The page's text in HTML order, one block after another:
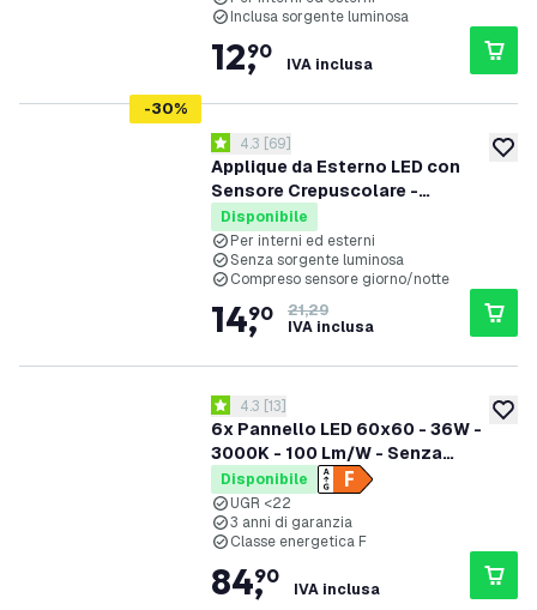
Inclusa sorgente luminosa
12,
90
IVA inclusa
-30%
Applique da Esterno LED con
Sensore Crepuscolare -
Bidirezionale - 2x Attacco GU10 -
IP44 - Nero
apri il cassetto delle recensioni
4.3 stelle di valutazione
4.3 [69]
Disponibile
Per interni ed esterni
Senza sorgente luminosa
Compreso sensore giorno/notte
14,
90
21,29
IVA inclusa
6x Pannello LED 60x60 - 36W -
3000K - 100 Lm/W - Senza
sfarfallio - UGR <22 - 3 anni di
garanzia
apri il cassetto delle recensioni
4.3 stelle di valutazione
4.3 [13]
Disponibile
UGR <22
3 anni di garanzia
Classe energetica F
84,
90
IVA inclusa